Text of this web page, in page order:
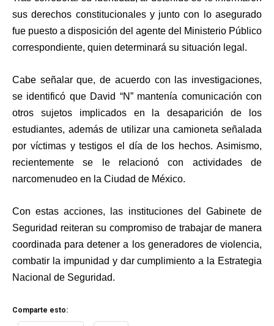
sus derechos constitucionales y junto con lo asegurado
fue puesto a disposición del agente del Ministerio Público
correspondiente, quien determinará su situación legal.
Cabe señalar que, de acuerdo con las investigaciones,
se identificó que David “N” mantenía comunicación con
otros sujetos implicados en la desaparición de los
estudiantes, además de utilizar una camioneta señalada
por víctimas y testigos el día de los hechos. Asimismo,
recientemente se le relacionó con actividades de
narcomenudeo en la Ciudad de México.
Con estas acciones, las instituciones del Gabinete de
Seguridad reiteran su compromiso de trabajar de manera
coordinada para detener a los generadores de violencia,
combatir la impunidad y dar cumplimiento a la Estrategia
Nacional de Seguridad.
Comparte esto: